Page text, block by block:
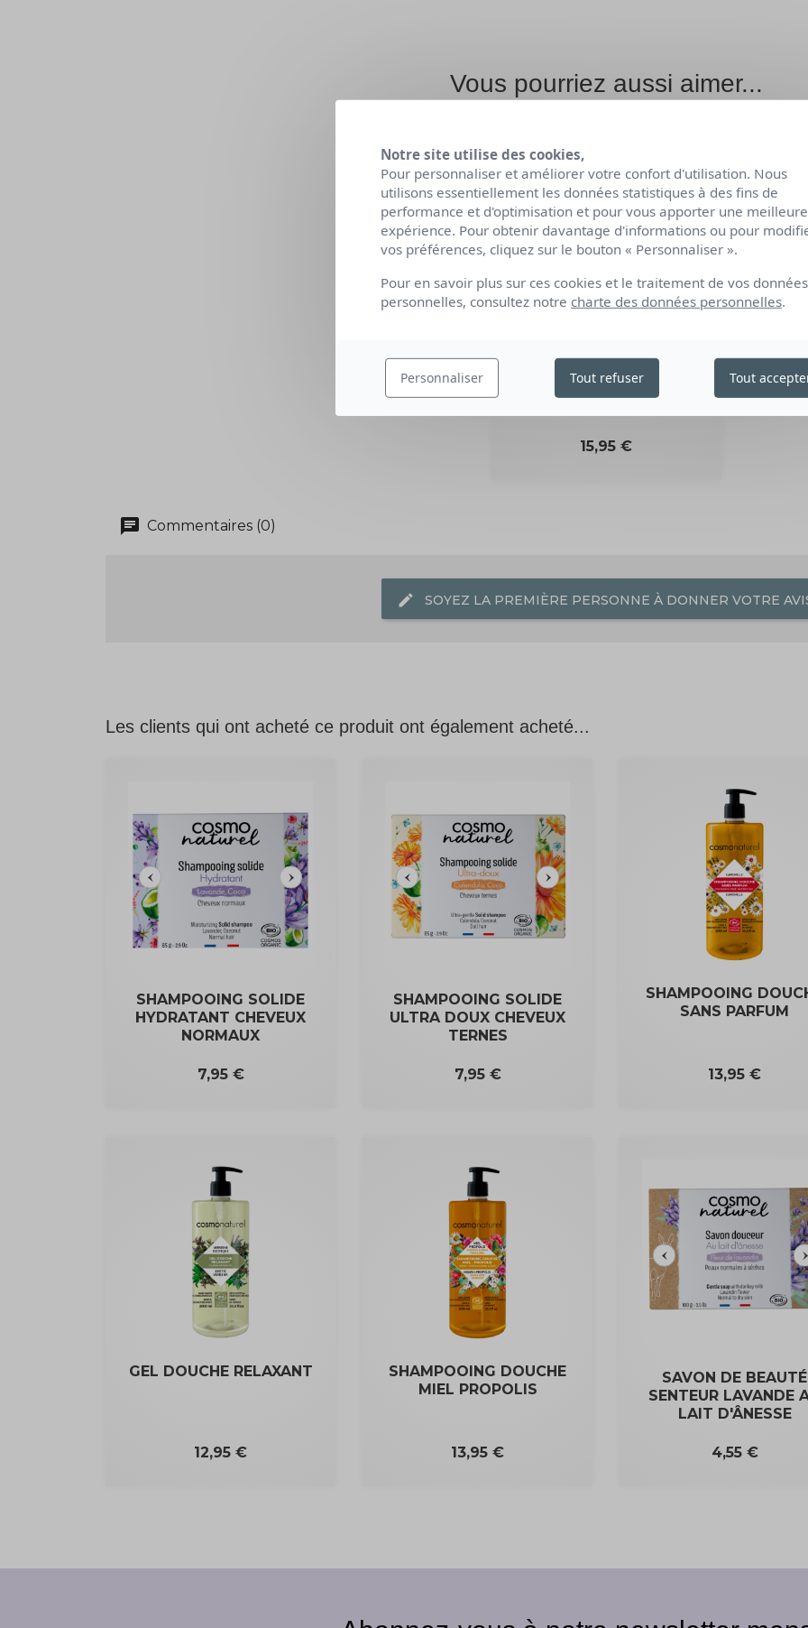
Vous pourriez aussi aimer...
LAIT D'ÂNESSE
Prix
15,95 €
chat Commentaires (0)
edit SOYEZ LA PREMIÈRE PERSONNE À DONNER VOTRE
Les clients qui ont acheté ce produit ont également acheté...
SHAMPOOING SOLIDE
HYDRATANT CHEVEUX
NORMAUX
Prix
7,95 €
SHAMPOOING SOLIDE
ULTRA DOUX CHEVEUX
TERNES
Prix
7,95 €
SHAMPOOING
SANS PARFUM
Prix
13,95 €
GEL DOUCHE RELAXANT
Prix
12,95 €
SHAMPOOING DOUCHE
MIEL PROPOLIS
Prix
13,95 €
SAVON DE BEAUTÉ
SENTEUR LAVANDE
LAIT D'ÂNESSE
Prix
4,55 €
Notre site utilise des cookies,
Pour personnaliser et améliorer votre confort d'utilisation. Nous
utilisons essentiellement les données statistiques à des fins de
performance et d'optimisation et pour vous apporter une meilleure
expérience. Pour obtenir davantage d'informations ou pour
vos préférences, cliquez sur le bouton « Personnaliser ».
Pour en savoir plus sur ces cookies et le traitement de vos données
personnelles, consultez notre charte des données personnelles.
Personnaliser Tout refuser Tout